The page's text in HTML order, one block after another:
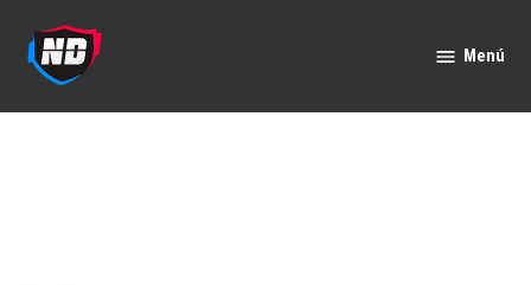
contenido
Menú